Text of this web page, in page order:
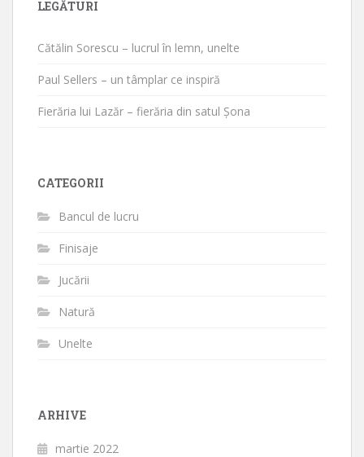
LEGĂTURI
Cătălin Sorescu – lucrul în lemn, unelte
Paul Sellers – un tâmplar ce inspiră
Fierăria lui Lazăr – fierăria din satul Șona
CATEGORII
Bancul de lucru
Finisaje
Jucării
Natură
Unelte
ARHIVE
martie 2022